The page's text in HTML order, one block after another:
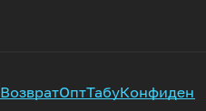
ВозвратОптТабу